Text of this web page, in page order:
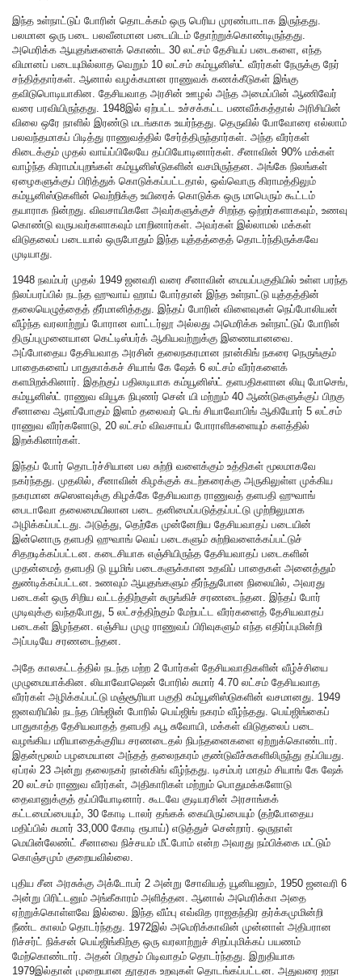
இந்த உள்நாட்டுப் போரின் தொடக்கம் ஒரு பெரிய முரண்பாடாக இருந்தது.
பலமான ஒரு படை பலவீனமான படையிடம் தோற்றுக்கொண்டிருந்தது.
அமெரிக்க ஆயுதங்களைக் கொண்ட 30 லட்சம் தேசியப் படைகளை, எந்த
விமானப் படையுமில்லாத வெறும் 10 லட்சம் கம்யூனிஸ்ட் வீரர்கள் நேருக்கு நேர்
சந்தித்தார்கள். ஆனால் வழக்கமான ராணுவக் கணக்கீடுகள் இங்கு
தவிடுபொடியாகின. தேசியவாத அரசின் ஊழல் அந்த அமைப்பின் ஆணிவேர்
வரை பரவியிருந்தது. 1948இல் ஏற்பட்ட உச்சக்கட்ட பணவீக்கத்தால் அரிசியின்
விலை ஒரே நாளில் இரண்டு மடங்காக உயர்ந்தது. தெருவில் போவோரை எல்லாம்
பலவந்தமாகப் பிடித்து ராணுவத்தில் சேர்த்திருந்தார்கள். அந்த வீரர்கள்
கிடைக்கும் முதல் வாய்ப்பிலேயே தப்பியோடினார்கள். சீனாவின் 90% மக்கள்
வாழ்ந்த கிராமப்புறங்கள் கம்யூனிஸ்டுகளின் வசமிருந்தன. அங்கே நிலங்கள்
ஏழைகளுக்குப் பிரித்துக் கொடுக்கப்பட்டதால், ஒவ்வொரு கிராமத்திலும்
கம்யூனிஸ்டுகளின் வெற்றிக்கு உயிரைக் கொடுக்க ஒரு மாபெரும் கூட்டம்
தயாராக நின்றது. விவசாயிகளே அவர்களுக்குச் சிறந்த ஒற்றர்களாகவும், உணவு
கொண்டு வருபவர்களாகவும் மாறினார்கள். அவர்கள் இல்லாமல் மக்கள்
விடுதலைப் படையால் ஒருபோதும் இந்த யுத்தத்தைத் தொடர்ந்திருக்கவே
முடியாது.
1948 நவம்பர் முதல் 1949 ஜனவரி வரை சீனாவின் மையப்பகுதியில் உள்ள பரந்த
நிலப்பரப்பில் நடந்த ஹுவாய் ஹாய் போர்தான் இந்த உள்நாட்டு யுத்தத்தின்
தலையெழுத்தைத் தீர்மானித்தது. இந்தப் போரின் விளைவுகள் நெப்போலியன்
வீழ்ந்த வரலாற்றுப் போரான வாட்டர்லூ அல்லது அமெரிக்க உள்நாட்டுப் போரின்
திருப்புமுனையான கெட்டிஸ்பர்க் ஆகியவற்றுக்கு இணையானவை.
அப்போதைய தேசியவாத அரசின் தலைநகரமான நான்கிங் நகரை நெருங்கும்
பாதைகளைப் பாதுகாக்கச் சியாங் கே ஷேக் 6 லட்சம் வீரர்களைக்
களமிறக்கினார். இதற்குப் பதிலடியாக கம்யூனிஸ்ட் தளபதிகளான லியு போசெங்,
கம்யூனிஸ்ட் ராணுவ வியூக நிபுணர் சென் யி மற்றும் 40 ஆண்டுகளுக்குப் பிறகு
சீனாவை ஆளப்போகும் இளம் தலைவர் டெங் சியாவோபிங் ஆகியோர் 5 லட்சம்
ராணுவ வீரர்களோடு, 20 லட்சம் விவசாயப் போராளிகளையும் களத்தில்
இறக்கினார்கள்.
இந்தப் போர் தொடர்ச்சியான பல சுற்றி வளைக்கும் உத்திகள் மூலமாகவே
நகர்ந்தது. முதலில், சீனாவின் கிழக்குக் கடற்கரைக்கு அருகிலுள்ள முக்கிய
நகரமான சுஸௌவுக்கு கிழக்கே தேசியவாத ராணுவத் தளபதி ஹுவாங்
பைடாவோ தலைமையிலான படை தனிமைப்படுத்தப்பட்டு முற்றிலுமாக
அழிக்கப்பட்டது. அடுத்து, தெற்கே முன்னேறிய தேசியவாதப் படையின்
இன்னொரு தளபதி ஹுவாங் வெய் படைகளும் சுற்றிவளைக்கப்பட்டுச்
சிதறடிக்கப்பட்டன. கடைசியாக எஞ்சியிருந்த தேசியவாதப் படைகளின்
முதன்மைத் தளபதி டு யூமிங் படைகளுக்கான உதவிப் பாதைகள் அனைத்தும்
துண்டிக்கப்பட்டன. உணவும் ஆயுதங்களும் தீர்ந்துபோன நிலையில், அவரது
படைகள் ஒரு சிறிய வட்டத்திற்குள் சுருங்கிச் சரணடைந்தன. இந்தப் போர்
முடிவுக்கு வந்தபோது, 5 லட்சத்திற்கும் மேற்பட்ட வீரர்களைத் தேசியவாதப்
படைகள் இழந்தன. எஞ்சிய முழு ராணுவப் பிரிவுகளும் எந்த எதிர்ப்புமின்றி
அப்படியே சரணடைந்தன.
அதே காலகட்டத்தில் நடந்த மற்ற 2 போர்கள் தேசியவாதிகளின் வீழ்ச்சியை
முழுமையாக்கின. லியாவோஷென் போரில் சுமார் 4.70 லட்சம் தேசியவாத
வீரர்கள் அழிக்கப்பட்டு மஞ்சூரியா பகுதி கம்யூனிஸ்டுகளின் வசமானது. 1949
ஜனவரியில் நடந்த பிங்ஜின் போரில் பெய்ஜிங் நகரம் வீழ்ந்தது. பெய்ஜிங்கைப்
பாதுகாத்த தேசியவாதத் தளபதி ஃபூ சுவோயி, மக்கள் விடுதலைப் படை
வழங்கிய மரியாதைக்குரிய சரணடைதல் நிபந்தனைகளை ஏற்றுக்கொண்டார்.
இதன்மூலம் பழமையான அந்தத் தலைநகரம் குண்டுவீச்சுகளிலிருந்து தப்பியது.
ஏப்ரல் 23 அன்று தலைநகர் நான்கிங் வீழ்ந்தது. டிசம்பர் மாதம் சியாங் கே ஷேக்
20 லட்சம் ராணுவ வீரர்கள், அதிகாரிகள் மற்றும் பொதுமக்களோடு
தைவானுக்குத் தப்பியோடினார். கூடவே குடியரசின் அரசாங்கக்
கட்டமைப்பையும், 30 கோடி டாலர் தங்கக் கையிருப்பையும் (தற்போதைய
மதிப்பில் சுமார் 33,000 கோடி ரூபாய்) எடுத்துச் சென்றார். ஒருநாள்
மெயின்லேண்ட் சீனாவை நிச்சயம் மீட்போம் என்ற அவரது நம்பிக்கை மட்டும்
கொஞ்சமும் குறையவில்லை.
புதிய சீன அரசுக்கு அக்டோபர் 2 அன்று சோவியத் யூனியனும், 1950 ஜனவரி 6
அன்று பிரிட்டனும் அங்கீகாரம் அளித்தன. ஆனால் அமெரிக்கா அதை
ஏற்றுக்கொள்ளவே இல்லை. இந்த வீம்பு எவ்வித ராஜதந்திர தர்க்கமுமின்றி
நீண்ட காலம் தொடர்ந்தது. 1972இல் அமெரிக்காவின் முன்னாள் அதிபரான
ரிச்சர்ட் நிக்சன் பெய்ஜிங்கிற்கு ஒரு வரலாற்றுச் சிறப்புமிக்கப் பயணம்
மேற்கொண்டார். அதன் பிறகும் பிடிவாதம் தொடர்ந்தது. இறுதியாக
1979இல்தான் முறையான தூதரக உறவுகள் தொடங்கப்பட்டன. அதுவரை ஐநா